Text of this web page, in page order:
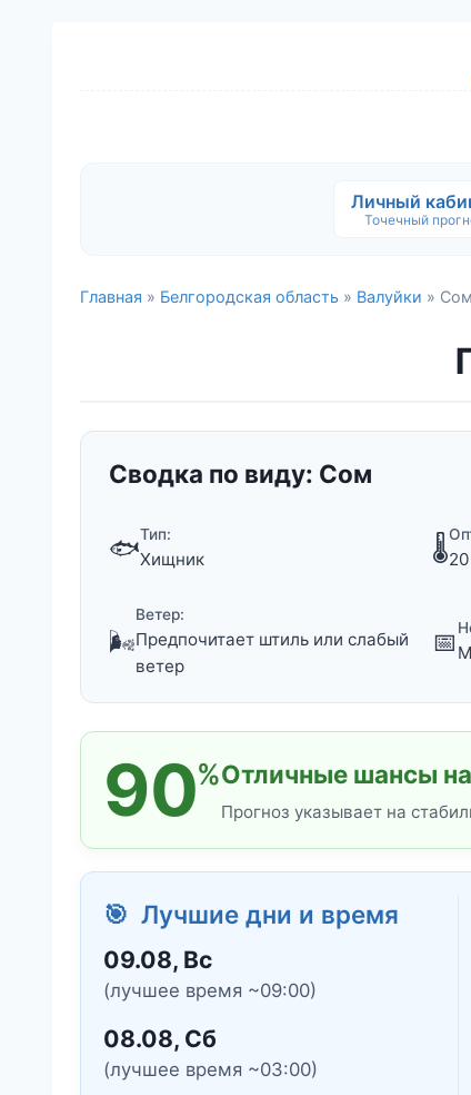
Личный
Точечный
Главная » Белгородская область » Валуйки » Сом
Сводка по виду: Сом
🐟Тип:
Хищник 🌡️
🌬️
Ветер:
Предпочитает штиль или слабый
ветер
📅
90%Отличные шансы
Прогноз указывает на
🎯 Лучшие дни и время
09.08, Вс
(лучшее время ~09:00)
08.08, Сб
(лучшее время ~03:00)